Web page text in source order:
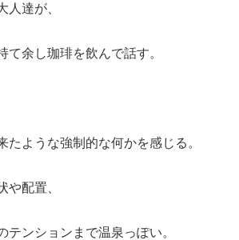
人達が、
て余し珈琲を飲んで話す。
たような強制的な何かを感じる。
や配置、
テンションまで温泉っぽい。